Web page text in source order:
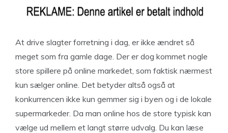
At drive slagter forretning i dag, er ikke ændret så
meget som fra gamle dage. Der er dog kommet nogle
store spillere på online markedet, som faktisk nærmest
kun sælger online. Det betyder altså også at
konkurrencen ikke kun gemmer sig i byen og i de lokale
supermarkeder. Da man online hos de store typisk kan
vælge ud mellem et langt større udvalg. Du kan læse